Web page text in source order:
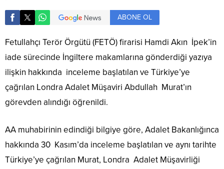
ABONE OL
Fetullahçı Terör Örgütü (FETÖ) firarisi Hamdi Akın İpek’in
iade sürecinde İngiltere makamlarına gönderdiği yazıya
ilişkin hakkında inceleme başlatılan ve Türkiye’ye
çağrılan Londra Adalet Müşaviri Abdullah Murat’ın
görevden alındığı öğrenildi.
AA muhabirinin edindiği bilgiye göre, Adalet Bakanlığınca
hakkında 30 Kasım’da inceleme başlatılan ve aynı tarihte
Türkiye’ye çağrılan Murat, Londra Adalet Müşavirliği